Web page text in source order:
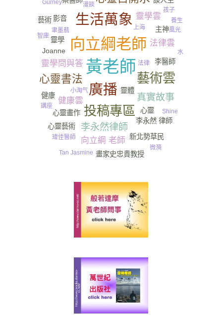
黃老師
向立綱老師
廣播
生活萬象
投稿專區
藝術雲
心靈書法
李永然律師
真實故事
健康雲
靈學問與答
靈學雲
向立綱 老師
法律雲
心靈
李醫師
靈體
畫家史忠貴教授
Joanne
新北勢草民
靈學
心靈畫作
主神
李永然 律師
影音
健康
藝術
心靈藝術
養生
Tan Jasmine
上海
瑋佳醫師
聿墨翡
講座
風光
法律
小淘气
孩子
Shine
Gurney​
微漪
智庫
漫談
水